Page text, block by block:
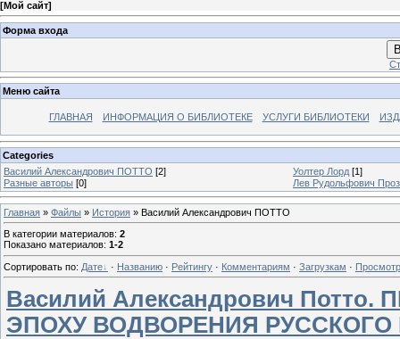
[Мой сайт]
Форма входа
Меню сайта
ГЛАВНАЯ ИНФОРМАЦИЯ О БИБЛИОТЕКЕ УСЛУГИ БИБЛИОТЕКИ
Categories
Василий Александрович ПОТТО [2] Уолтер Лорд [1]
Разные авторы [0] Лев Рудольфович
Главная » Файлы » История » Василий Александрович ПОТТО
В категории материалов: 2
Показано материалов: 1-2
Сортировать по: Дате · Названию · Рейтингу · Комментариям · Загрузкам ·
Василий Александрович
ЭПОХУ ВОДВОРЕНИЯ